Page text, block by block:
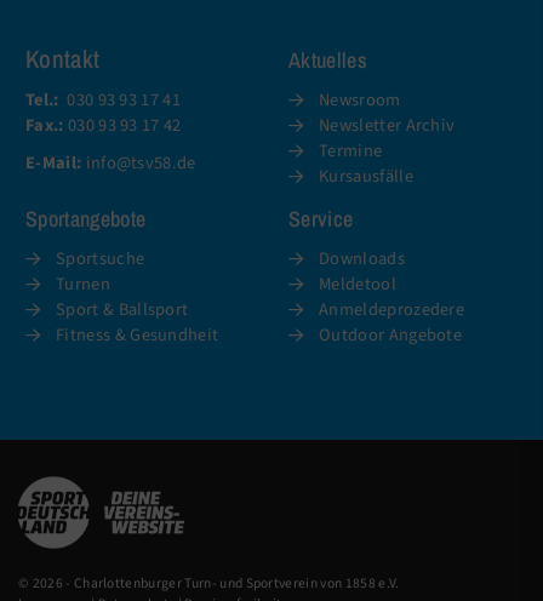
Kontakt
Tel.: 030 93 93 17 41
Fax.:030 93 93 17 42
E-Mail: info@tsv58.de
Aktuelles
Newsroom
Newsletter Archiv
Termine
Kursausfälle
Sportangebote
Sportsuche
Turnen
Sport & Ballsport
Fitness & Gesundheit
Service
Downloads
Meldetool
Anmeldeprozedere
Outdoor Angebote
© 2026 - Charlottenburger Turn- und Sportverein von 1858 e.V.